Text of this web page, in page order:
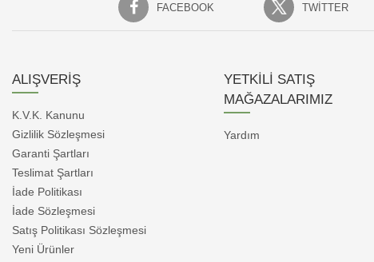
FACEBOOK TWITTER
ALIŞVERİŞ
K.V.K. Kanunu
Gizlilik Sözleşmesi
Garanti Şartları
Teslimat Şartları
İade Politikası
İade Sözleşmesi
Satış Politikası Sözleşmesi
Yeni Ürünler
YETKİLİ SATIŞ
MAĞAZALARIMIZ
Yardım